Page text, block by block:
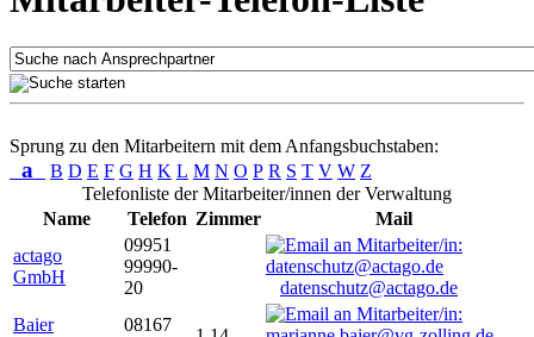
Sprung zu den Mitarbeitern mit dem Anfangsbuchstaben:
a B D E F G H K L M N O P R S T V W Z
Telefonliste der Mitarbeiter/innen der Verwaltung
Name
Telefon Zimmer
Mail
actago
GmbH
09951
99990-
20
datenschutz@actago.de
Baier
08167